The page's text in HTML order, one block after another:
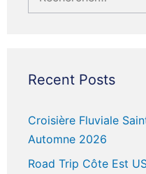
Recent Posts
Croisière Fluviale
Automne 2026
Road Trip Côte Est